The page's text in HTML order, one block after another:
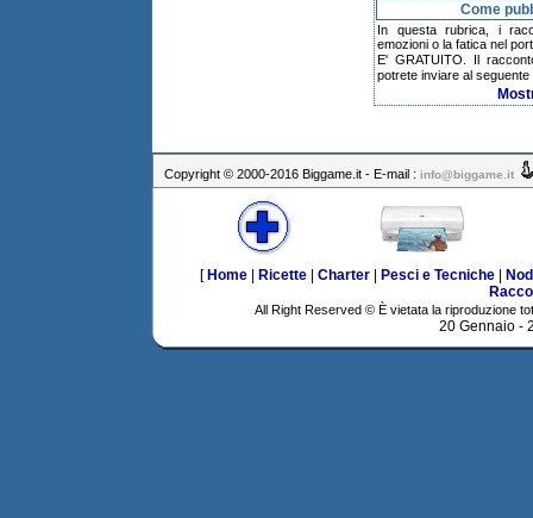
Come
In questa rubrica, i
emozioni o la fatica nel
E' GRATUITO. Il
potrete inviare al
Copyright © 2000-2016 Biggame.it - E-mail : info@biggame.it
[ Home| Ricette| Charter| Pesci e Tecniche|
All Right Reserved © È vietata la riproduzione
20 Gennaio -